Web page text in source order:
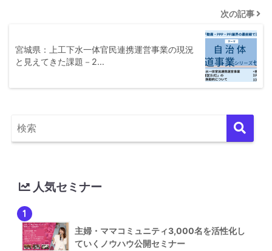
次の記事
宮城県：上工下水一体官民連携運営事業の現況
と見えてきた課題－2…
人気セミナー
1
主婦・ママコミュニティ3,000名を活性化し
ていくノウハウ公開セミナー